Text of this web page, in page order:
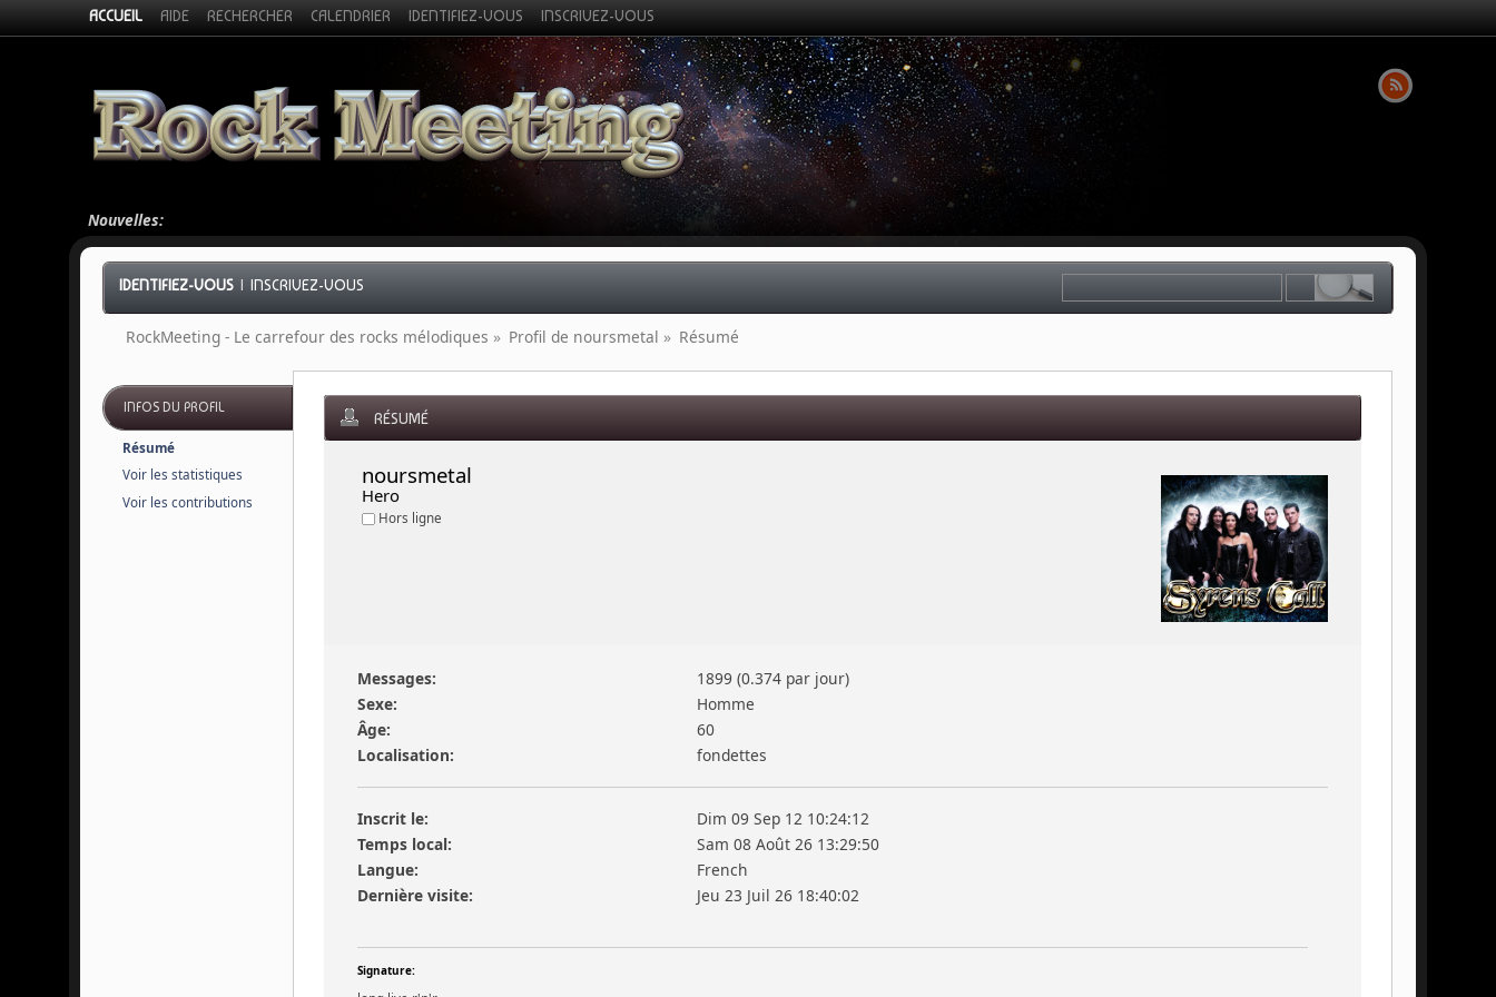
ACCUEIL AIDE RECHERCHER CALENDRIER IDENTIFIEZ-VOUS INSCRIVEZ-VOUS
Nouvelles:
IDENTIFIEZ-VOUS |INSCRIVEZ-VOUS
RockMeeting - Le carrefour des rocks mélodiques » Profil de noursmetal » Résumé
INFOS DU PROFIL
Résumé
Voir les statistiques
Voir les contributions
RÉSUMÉ
noursmetal
Hero
Hors ligne
Messages:
1899 (0.374 par jour)
Sexe:
Homme
Âge:
60
Localisation:
fondettes
Inscrit le:
Dim 09 Sep 12 10:24:12
Temps local:
Sam 08 Août 26 13:29:50
Langue:
French
Dernière visite:
Jeu 23 Juil 26 18:40:02
Signature: